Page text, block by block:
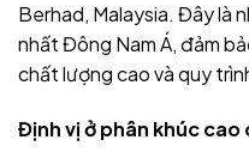
Berhad, Malaysia. Đây là
nhất Đông Nam Á, đảm
chất lượng cao và quy
Định vị ở phân khúc cao